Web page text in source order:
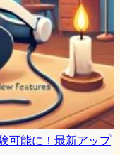
可能に！最新アップ